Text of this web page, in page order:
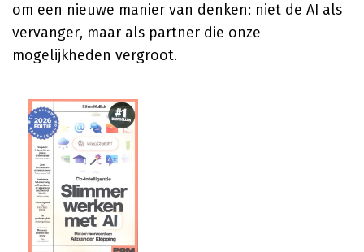
om een nieuwe manier van denken: niet de AI als
vervanger, maar als partner die onze
mogelijkheden vergroot.